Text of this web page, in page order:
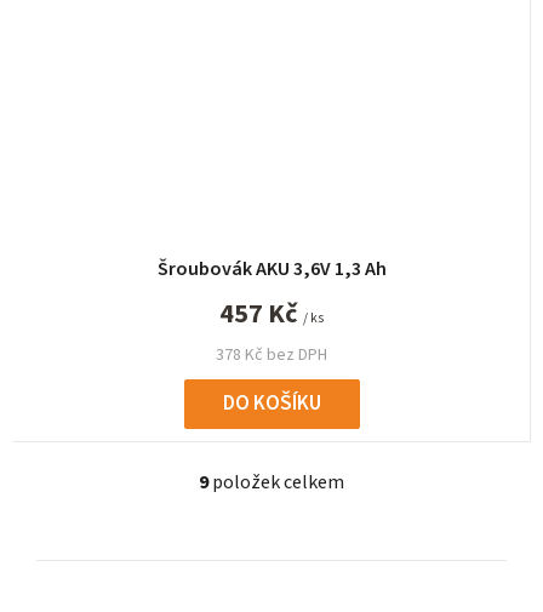
Šroubovák AKU 3,6V 1,3 Ah
378 Kč bez DPH
457 Kč / ks
DO KOŠÍKU
O
l
9položek celkem